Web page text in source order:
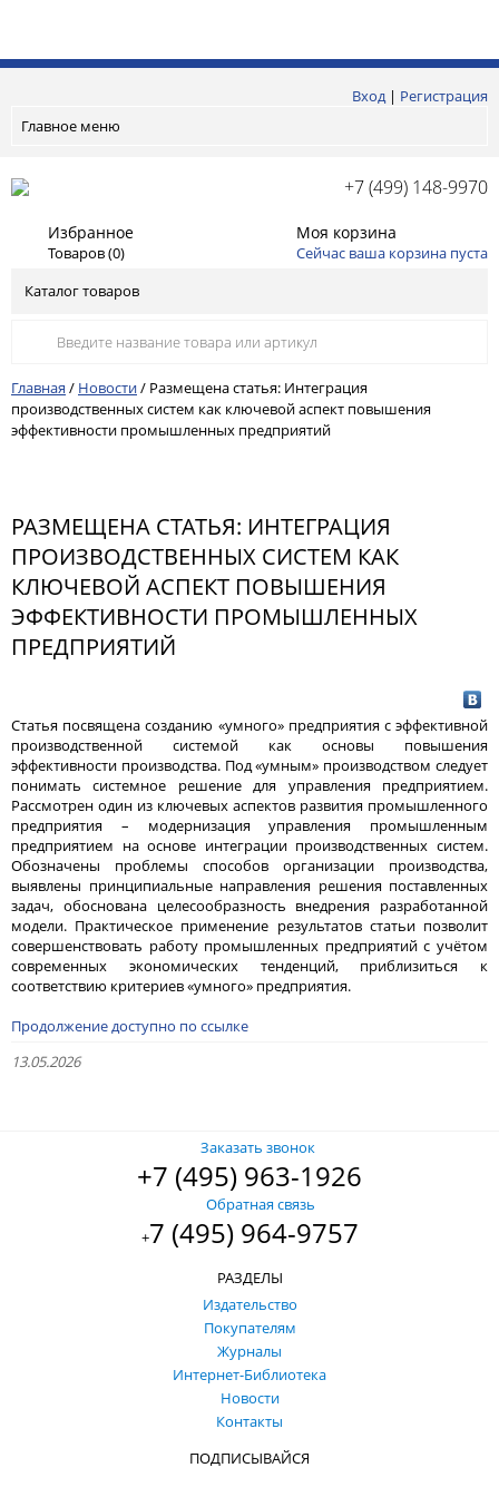
Вход| Регистрация
Главное меню
+7 (499) 148-9970
Избранное
Товаров (0)
Моя корзина
Сейчас ваша корзина пуста
Каталог товаров
Главная / Новости/ Размещена статья: Интеграция
производственных систем как ключевой аспект повышения
эффективности промышленных предприятий
РАЗМЕЩЕНА СТАТЬЯ: ИНТЕГРАЦИЯ
ПРОИЗВОДСТВЕННЫХ СИСТЕМ КАК
КЛЮЧЕВОЙ АСПЕКТ ПОВЫШЕНИЯ
ЭФФЕКТИВНОСТИ ПРОМЫШЛЕННЫХ
ПРЕДПРИЯТИЙ
Статья посвящена созданию «умного» предприятия с эффективной
производственной системой как основы повышения
эффективности производства. Под «умным» производством следует
понимать системное решение для управления предприятием.
Рассмотрен один из ключевых аспектов развития промышленного
предприятия – модернизация управления промышленным
предприятием на основе интеграции производственных систем.
Обозначены проблемы способов организации производства,
выявлены принципиальные направления решения поставленных
задач, обоснована целесообразность внедрения разработанной
модели. Практическое применение результатов статьи позволит
совершенствовать работу промышленных предприятий с учётом
современных экономических тенденций, приблизиться к
соответствию критериев «умного» предприятия.
Продолжение доступно по ссылке
13.05.2026
Заказать звонок
+7 (495) 963-1926
Обратная связь
+7 (495) 964-9757
РАЗДЕЛЫ
Издательство
Покупателям
Журналы
Интернет-Библиотека
Новости
Контакты
ПОДПИСЫВАЙСЯ